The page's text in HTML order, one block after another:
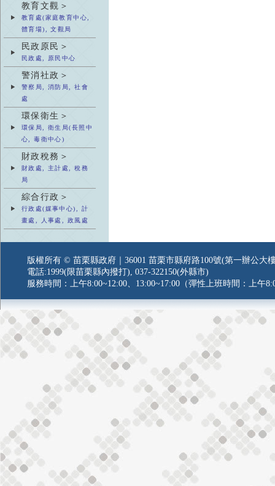
教育文觀＞
教育處(家庭教育中心,
體育場), 文觀局
民政原民＞
民政處, 原民中心
警消社政＞
警察局, 消防局, 社會
處
環保衛生＞
環保局, 衛生局(長照中
心, 毒衛中心)
財政稅務＞
財政處, 主計處, 稅務
局
綜合行政＞
行政處(媒事中心), 計
畫處, 人事處, 政風處
版權所有 © 苗栗縣政府｜36001 苗栗市縣府路100號(第一辦公大
電話:1999(限苗栗縣內撥打), 037-322150(外縣市)
服務時間：上午8:00~12:00、13:00~17:00（彈性上班時間：上午